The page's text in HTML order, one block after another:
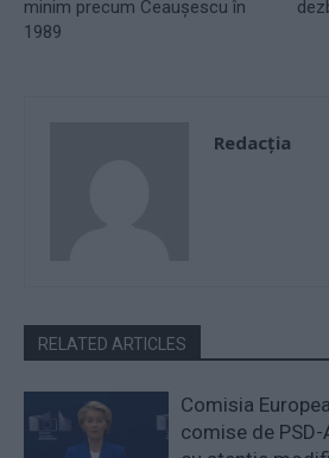
minim precum Ceaușescu în
1989
Redacţia
RELATED ARTICLES
Comisia
comise de PSD-